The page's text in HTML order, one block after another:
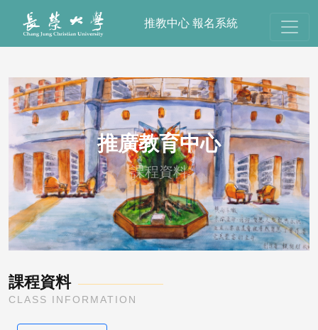
推教中心 報名系統
推廣教育中心
課程資料
課程資料
CLASS INFORMATION